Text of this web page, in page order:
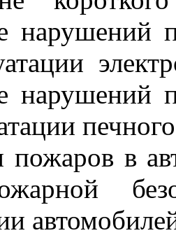
нарушений
нарушений
в